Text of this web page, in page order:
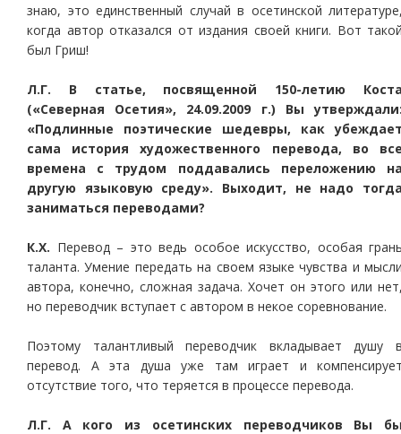
знаю, это единственный случай в осетинской
когда автор отказался от издания своей книги. Вот
был Гриш!
Л.Г. В статье, посвященной 150-летию
(«Северная Осетия», 24.09.2009 г.) Вы
«Подлинные поэтические шедевры, как
сама история художественного перевода, во
времена с трудом поддавались переложению
другую языковую среду». Выходит, не надо
заниматься переводами?
К.Х. Перевод – это ведь особое искусство, особая
таланта. Умение передать на своем языке чувства и
автора, конечно, сложная задача. Хочет он этого или
но переводчик вступает с автором в некое соревнование.
Поэтому талантливый переводчик вкладывает душу
перевод. А эта душа уже там играет и
отсутствие того, что теряется в процессе перевода.
Л.Г. А кого из осетинских переводчиков Вы